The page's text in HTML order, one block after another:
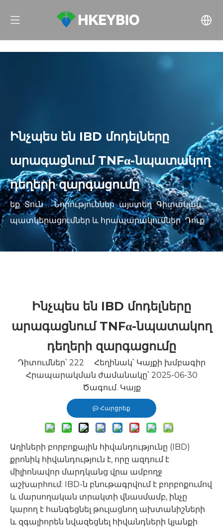
Ինչպես են IBD մոդելները
արագացնում TNFα-նպատակող
դեղերի զարգացումը
եք Տուն . Նորություններ այստեղ Գիտական ​​
պատկերացումներ և հրապարակումներ Դուք
Ինչպես են IBD մոդելները
արագացնում TNFα-նպատակող
դեղերի զարգացումը
Դիտումներ՝ 222 Հեղինակ՝ Կայքի խմբագիր
Հրապարակման ժամանակը՝ 2025-06-30
Ծագում. Կայք
Հարցրեք
Աղիների բորբոքային հիվանդությունը (IBD)
քրոնիկ հիվանդություն է, որը ազդում է
միլիոնավոր մարդկանց վրա ամբողջ
աշխարհում: IBD-ն բնութագրվում է բորբոքումով
և մարսողական տրակտի վնասմամբ, ինչը
կարող է հանգեցնել թուլացնող ախտանիշների
և զգալիորեն նվազեցնել հիվանդների կյանքի